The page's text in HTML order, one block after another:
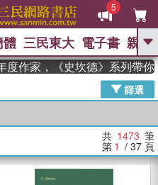
5
GO
高希均教授回憶錄
Odyssey 、 父親節 、 花開錦
時代 、 數學女孩：黎曼猜想
如果歷史是一
、 臺灣漫遊錄
體 三民東大 電子書 親子
，《史坎德》系列帶你踏上
篩選
共 1473 筆
第 1 / 37 頁